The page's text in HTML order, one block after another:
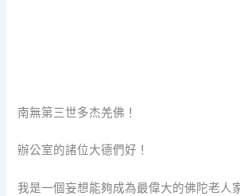
南無第三世多杰羌佛！
辦公室的諸位大德們好！
我是一個妄想能夠成為最偉大的佛陀老人